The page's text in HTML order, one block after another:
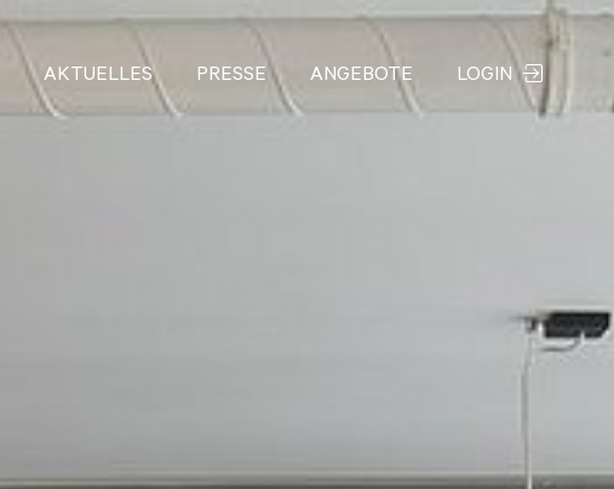
AKTUELLES PRESSE ANGEBOTE LOGIN